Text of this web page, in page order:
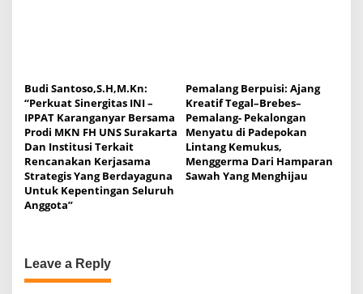
Budi Santoso,S.H,M.Kn:
“Perkuat Sinergitas INI –
IPPAT Karanganyar Bersama
Prodi MKN FH UNS Surakarta
Dan Institusi Terkait
Rencanakan Kerjasama
Strategis Yang Berdayaguna
Untuk Kepentingan Seluruh
Anggota”
Pemalang Berpuisi: Ajang
Kreatif Tegal–Brebes–
Pemalang- Pekalongan
Menyatu di Padepokan
Lintang Kemukus,
Menggerma Dari Hamparan
Sawah Yang Menghijau
Leave a Reply